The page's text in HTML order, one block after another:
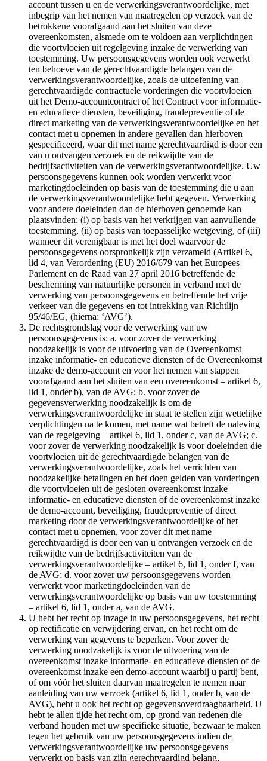
account tussen u en de verwerkingsverantwoordelijke, met
inbegrip van het nemen van maatregelen op verzoek van de
betrokkene voorafgaand aan het sluiten van deze
overeenkomsten, alsmede om te voldoen aan verplichtingen
die voortvloeien uit regelgeving inzake de verwerking van
toestemming. Uw persoonsgegevens worden ook verwerkt
ten behoeve van de gerechtvaardigde belangen van de
verwerkingsverantwoordelijke, zoals de uitoefening van
gerechtvaardigde contractuele vorderingen die voortvloeien
uit het Demo-accountcontract of het Contract voor informatie-
en educatieve diensten, beveiliging, fraudepreventie of de
direct marketing van de verwerkingsverantwoordelijke en het
contact met u opnemen in andere gevallen dan hierboven
gespecificeerd, waar dit met name gerechtvaardigd is door een
van u ontvangen verzoek en de reikwijdte van de
bedrijfsactiviteiten van de verwerkingsverantwoordelijke. Uw
persoonsgegevens kunnen ook worden verwerkt voor
marketingdoeleinden op basis van de toestemming die u aan
de verwerkingsverantwoordelijke hebt gegeven. Verwerking
voor andere doeleinden dan de hierboven genoemde kan
plaatsvinden: (i) op basis van het verkrijgen van aanvullende
toestemming, (ii) op basis van toepasselijke wetgeving, of (iii)
wanneer dit verenigbaar is met het doel waarvoor de
persoonsgegevens oorspronkelijk zijn verzameld (Artikel 6,
lid 4, van Verordening (EU) 2016/679 van het Europees
Parlement en de Raad van 27 april 2016 betreffende de
bescherming van natuurlijke personen in verband met de
verwerking van persoonsgegevens en betreffende het vrije
verkeer van die gegevens en tot intrekking van Richtlijn
95/46/EG, (hierna: ‘AVG’).
De rechtsgrondslag voor de verwerking van uw
persoonsgegevens is: a. voor zover de verwerking
noodzakelijk is voor de uitvoering van de Overeenkomst
inzake informatie- en educatieve diensten of de Overeenkomst
inzake de demo-account en voor het nemen van stappen
voorafgaand aan het sluiten van een overeenkomst – artikel 6,
lid 1, onder b), van de AVG; b. voor zover de
gegevensverwerking noodzakelijk is om de
verwerkingsverantwoordelijke in staat te stellen zijn wettelijke
verplichtingen na te komen, met name wat betreft de naleving
van de regelgeving – artikel 6, lid 1, onder c, van de AVG; c.
voor zover de verwerking noodzakelijk is voor doeleinden die
voortvloeien uit de gerechtvaardigde belangen van de
verwerkingsverantwoordelijke, zoals het verrichten van
noodzakelijke betalingen en het doen gelden van vorderingen
die voortvloeien uit de gesloten overeenkomst inzake
informatie- en educatieve diensten of de overeenkomst inzake
de demo-account, beveiliging, fraudepreventie of direct
marketing door de verwerkingsverantwoordelijke of het
contact met u opnemen, voor zover dit met name
gerechtvaardigd is door een van u ontvangen verzoek en de
reikwijdte van de bedrijfsactiviteiten van de
verwerkingsverantwoordelijke – artikel 6, lid 1, onder f, van
de AVG; d. voor zover uw persoonsgegevens worden
verwerkt voor marketingdoeleinden van de
verwerkingsverantwoordelijke op basis van uw toestemming
– artikel 6, lid 1, onder a, van de AVG.
U hebt het recht op inzage in uw persoonsgegevens, het recht
op rectificatie en verwijdering ervan, en het recht om de
verwerking van gegevens te beperken. Voor zover de
verwerking noodzakelijk is voor de uitvoering van de
overeenkomst inzake informatie- en educatieve diensten of de
overeenkomst inzake een demo-account waarbij u partij bent,
of om vóór het sluiten daarvan maatregelen te nemen naar
aanleiding van uw verzoek (artikel 6, lid 1, onder b, van de
AVG), hebt u ook het recht op gegevensoverdraagbaarheid. U
hebt te allen tijde het recht om, op grond van redenen die
verband houden met uw specifieke situatie, bezwaar te maken
tegen het gebruik van uw persoonsgegevens indien de
verwerkingsverantwoordelijke uw persoonsgegevens
verwerkt op basis van zijn gerechtvaardigd belang,